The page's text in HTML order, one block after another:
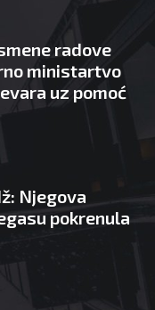
radove
ministartvo
uz pomoć
Njegova
pokrenula